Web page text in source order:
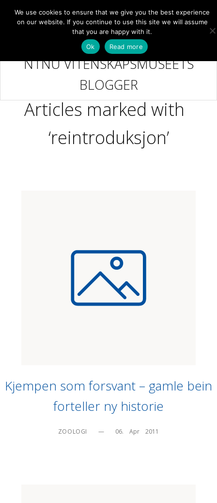
MENY NB
NTNU VITENSKAPSMUSEETS
BLOGGER
Articles marked with
‘reintroduksjon’
Kjempen som forsvant – gamle bein
forteller ny historie
ZOOLOGI — 06.    Apr    2011
We use cookies to ensure that we give you the best experience
on our website. If you continue to use this site we will assume
that you are happy with it.
Ok
Read more